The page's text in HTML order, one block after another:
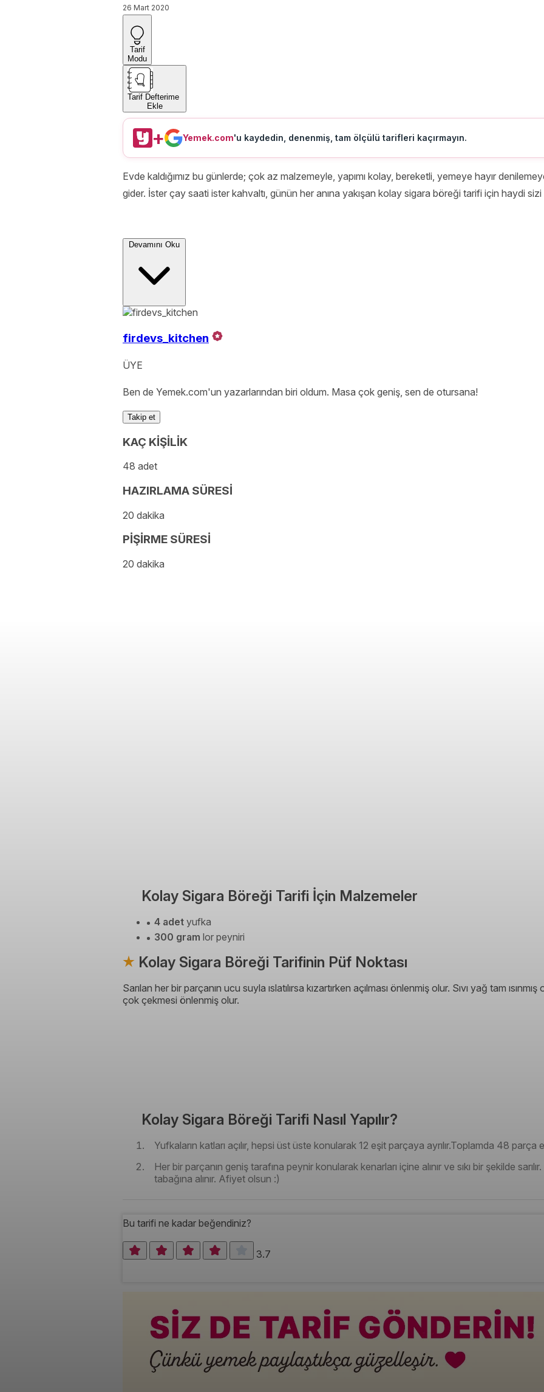
26 Mart 2020
Tarif
Modu
Tarif Defterime
Ekle
+ Yemek.com'u kaydedin, denenmiş, tam ölçülü tarifleri kaçırmayın.
Evde kaldığımız bu günlerde; çok az malzemeyle, yapımı kolay, bereketli, yemeye hayır
gider. İster çay saati ister kahvaltı, günün her anına yakışan kolay sigara böreği tarifi için haydi sizi
Devamını Oku
firdevs_kitchen
ÜYE
Ben de Yemek.com'un yazarlarından biri oldum. Masa çok geniş, sen de otursana!
Takip et
KAÇ KİŞİLİK
48 adet
HAZIRLAMA SÜRESİ
20 dakika
PİŞİRME SÜRESİ
20 dakika
Kolay Sigara Böreği Tarifi İçin Malzemeler
4 adet yufka
300 gram lor peyniri
Kolay Sigara Böreği Tarifinin Püf Noktası
Sarılan her bir parçanın ucu suyla ıslatılırsa kızartırken açılması önlenmiş olur. Sıvı yağ tam
çok çekmesi önlenmiş olur.
Kolay Sigara Böreği Tarifi Nasıl Yapılır?
Yufkaların katları açılır, hepsi üst üste konularak 12 eşit parçaya ayrılır.Toplamda 48 parça
Her bir parçanın geniş tarafına peynir konularak kenarları içine alınır ve sıkı bir şekilde
tabağına alınır. Afiyet olsun :)
Bu tarifi ne kadar beğendiniz?
3.7